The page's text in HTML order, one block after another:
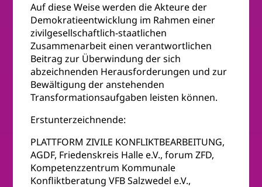
Auf diese Weise werden die Akteure der
Demokratieentwicklung im Rahmen einer
zivilgesellschaftlich-staatlichen
Zusammenarbeit einen verantwortlichen
Beitrag zur Überwindung der sich
abzeichnenden Herausforderungen und zur
Bewältigung der anstehenden
Transformationsaufgaben leisten können.
Erstunterzeichnende:
PLATTFORM ZIVILE KONFLIKTBEARBEITUNG,
AGDF, Friedenskreis Halle e.V., forum ZFD,
Kompetenzzentrum Kommunale
Konfliktberatung VFB Salzwedel e.V.,